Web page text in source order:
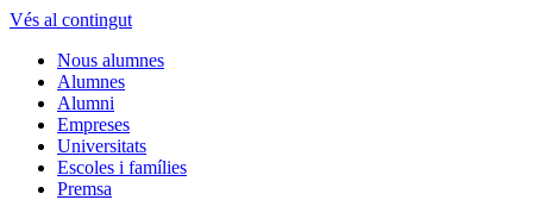
Vés al contingut
Nous alumnes
Alumnes
Alumni
Empreses
Universitats
Escoles i famílies
Premsa